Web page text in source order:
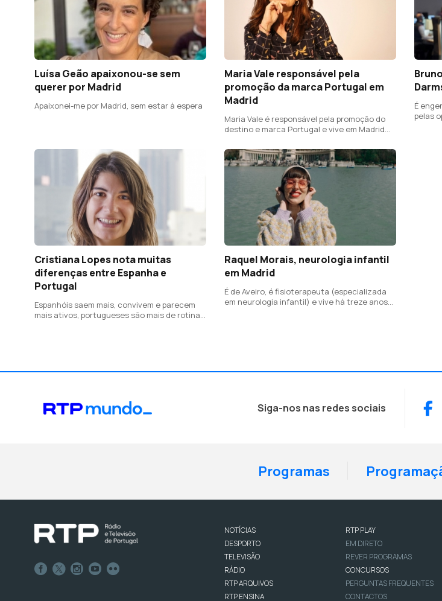
Luísa Geão apaixonou-se sem
querer por Madrid
Apaixonei-me por Madrid, sem estar à espera
Maria Vale responsável pela
promoção da marca Portugal em
Madrid
Maria Vale é responsável pela promoção do
destino e marca Portugal e vive em Madrid
É
pelas
Cristiana Lopes nota muitas
diferenças entre Espanha e
Portugal
Espanhóis saem mais, convivem e parecem
mais ativos, portugueses são mais de rotinas
Raquel Morais, neurologia infantil
em Madrid
É de Aveiro, é fisioterapeuta (especializada
em neurologia infantil) e vive há treze anos
Siga-nos nas redes sociais
Programas
NOTÍCIAS
DESPORTO
TELEVISÃO
RÁDIO
RTP ARQUIVOS
RTP ENSINA
RTP PLAY
EM DIRETO
REVER PROGRAMAS
CONCURSOS
PERGUNTAS FREQUENTES
CONTACTOS